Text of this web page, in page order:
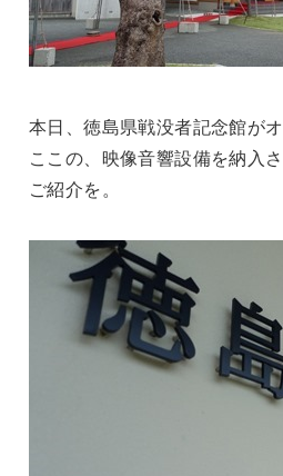
本日、徳島県戦没者記念館がオ
ここの、映像音響設備を納入
ご紹介を。